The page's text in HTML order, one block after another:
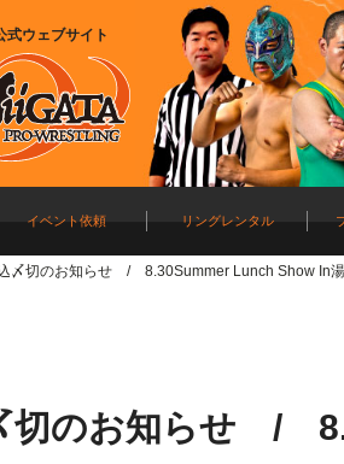
式ウェブサイト
イベント依頼 リングレンタル
〆切のお知らせ / 8.30Summer Lunch Show In
切のお知らせ /